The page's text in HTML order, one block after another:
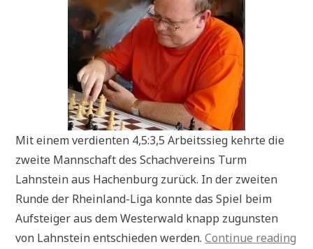
Mit einem verdienten 4,5:3,5 Arbeitssieg kehrte die
zweite Mannschaft des Schachvereins Turm
Lahnstein aus Hachenburg zurück. In der zweiten
Runde der Rheinland-Liga konnte das Spiel beim
Aufsteiger aus dem Westerwald knapp zugunsten
von Lahnstein entschieden werden.Continue reading